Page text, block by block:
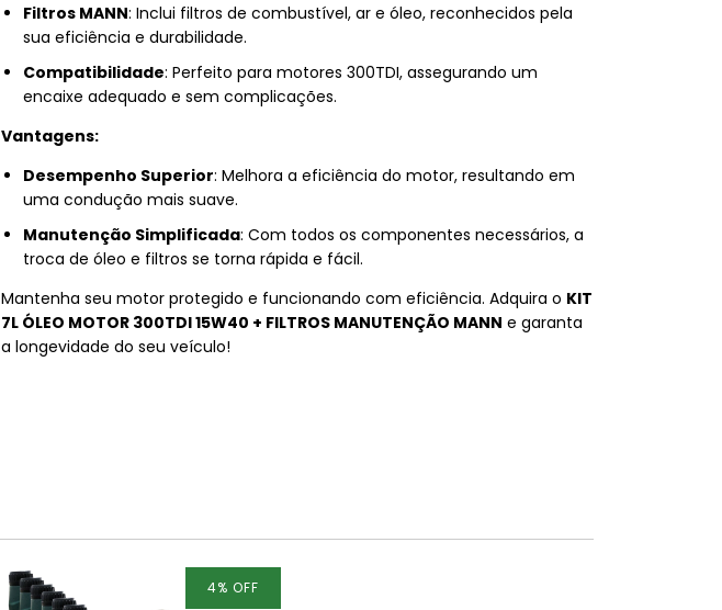
Filtros MANN: Inclui filtros de combustível, ar e óleo, reconhecidos pela
sua eficiência e durabilidade.
Compatibilidade: Perfeito para motores 300TDI, assegurando um
encaixe adequado e sem complicações.
Vantagens:
Desempenho Superior: Melhora a eficiência do motor, resultando em
uma condução mais suave.
Manutenção Simplificada: Com todos os componentes necessários, a
troca de óleo e filtros se torna rápida e fácil.
Mantenha seu motor protegido e funcionando com eficiência. Adquira o KIT
7L ÓLEO MOTOR 300TDI 15W40 + FILTROS MANUTENÇÃO MANN e garanta
a longevidade do seu veículo!
4% OFF